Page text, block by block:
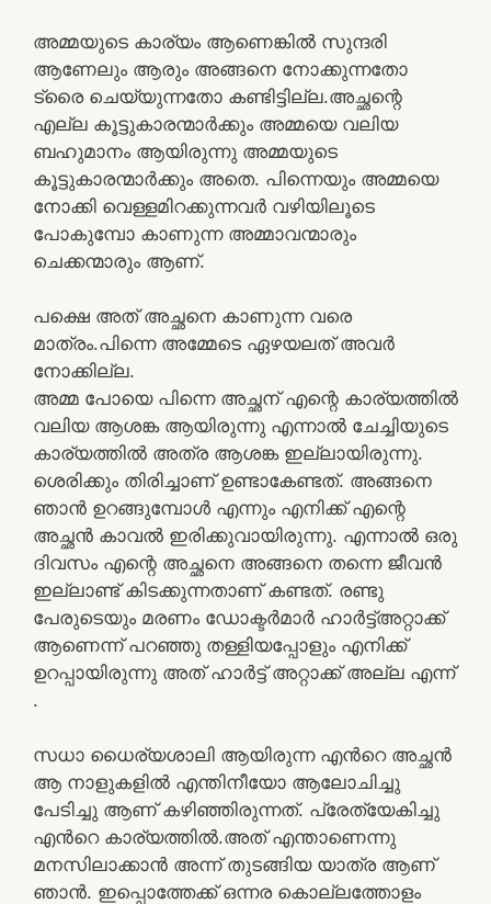
അമ്മയുടെ കാര്യം ആണെങ്കിൽ സുന്ദരി
ആണേലും ആരും അങ്ങനെ നോക്കുന്നതോ
ട്രൈ ചെയ്യുന്നതോ കണ്ടിട്ടില്ല.അച്ഛന്റെ
എല്ല കൂട്ടുകാരന്മാർക്കും അമ്മയെ വലിയ
ബഹുമാനം ആയിരുന്നു അമ്മയുടെ
കൂട്ടുകാരന്മാർക്കും അതെ. പിന്നെയും അമ്മയെ
നോക്കി വെള്ളമിറക്കുന്നവർ വഴിയിലൂടെ
പോകുമ്പോ കാണുന്ന അമ്മാവന്മാരും
ചെക്കന്മാരും ആണ്.
പക്ഷെ അത് അച്ഛനെ കാണുന്ന വരെ
മാത്രം.പിന്നെ അമ്മേടെ ഏഴയലത് അവർ
നോക്കില്ല.
അമ്മ പോയെ പിന്നെ അച്ഛന് എന്റെ കാര്യത്തിൽ
വലിയ ആശങ്ക ആയിരുന്നു എന്നാൽ ചേച്ചിയുടെ
കാര്യത്തിൽ അത്ര ആശങ്ക ഇല്ലായിരുന്നു.
ശെരിക്കും തിരിച്ചാണ് ഉണ്ടാകേണ്ടത്. അങ്ങനെ
ഞാൻ ഉറങ്ങുമ്പോൾ എന്നും എനിക്ക് എന്റെ
അച്ഛൻ കാവൽ ഇരിക്കുവായിരുന്നു. എന്നാൽ ഒരു
ദിവസം എന്റെ അച്ഛനെ അങ്ങനെ തന്നെ ജീവൻ
ഇല്ലാണ്ട് കിടക്കുന്നതാണ് കണ്ടത്. രണ്ടു
പേരുടെയും മരണം ഡോക്ടർമാർ ഹാർട്ട്‌അറ്റാക്ക്
ആണെന്ന് പറഞ്ഞു തള്ളിയപ്പോളും എനിക്ക്
ഉറപ്പായിരുന്നു അത് ഹാർട്ട്‌ അറ്റാക്ക് അല്ല എന്ന്
.
സധാ ധൈര്യശാലി ആയിരുന്ന എൻറെ അച്ഛൻ
ആ നാളുകളിൽ എന്തിനീയോ ആലോചിച്ചു
പേടിച്ചു ആണ് കഴിഞ്ഞിരുന്നത്. പ്രേത്യേകിച്ചു
എൻറെ കാര്യത്തിൽ.അത് എന്താണെന്നു
മനസിലാക്കാൻ അന്ന് തുടങ്ങിയ യാത്ര ആണ്
ഞാൻ. ഇപ്പൊത്തേക്ക് ഒന്നര കൊല്ലത്തോളം